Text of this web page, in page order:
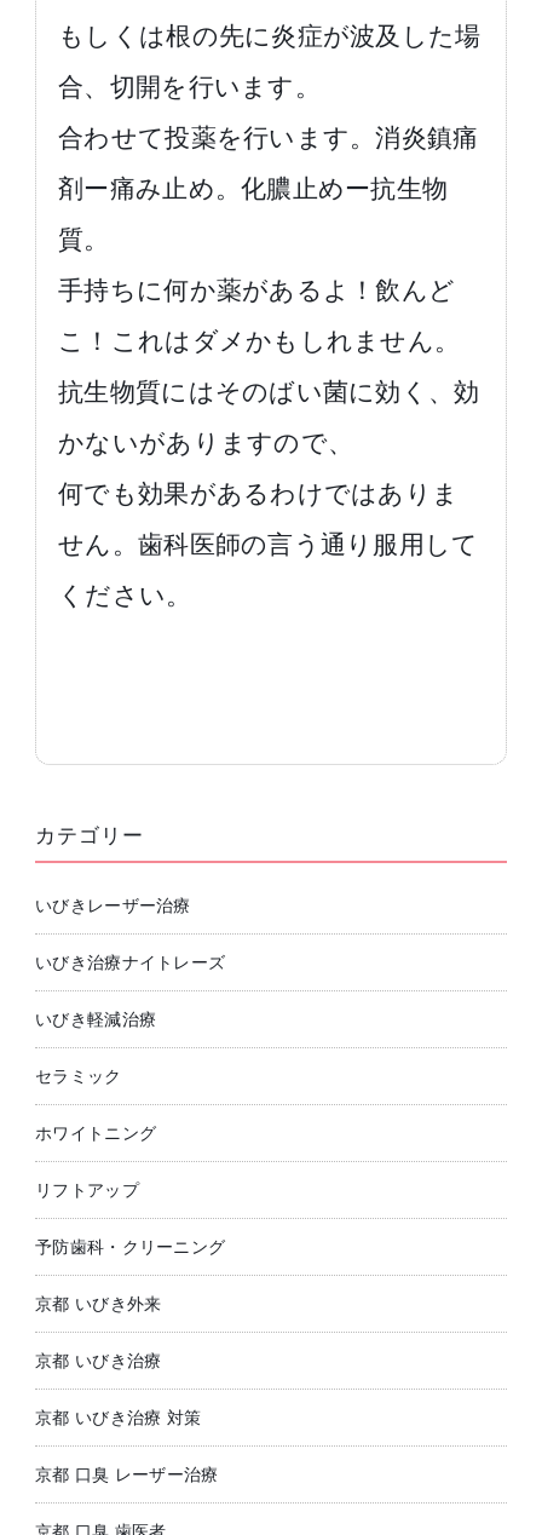
もしくは根の先に炎症が波及した場
合、切開を行います。
合わせて投薬を行います。消炎鎮痛
剤ー痛み止め。化膿止めー抗生物
質。
手持ちに何か薬があるよ！飲んど
こ！これはダメかもしれません。
抗生物質にはそのばい菌に効く、効
かないがありますので、
何でも効果があるわけではありま
せん。歯科医師の言う通り服用して
ください。
カテゴリー
いびきレーザー治療
いびき治療ナイトレーズ
いびき軽減治療
セラミック
ホワイトニング
リフトアップ
予防歯科・クリーニング
京都 いびき外来
京都 いびき治療
京都 いびき治療 対策
京都 口臭 レーザー治療